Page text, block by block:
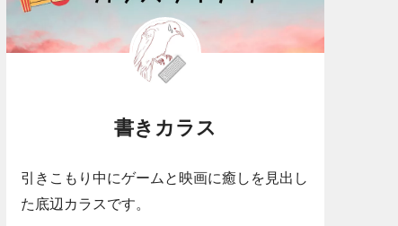
書きカラス
引きこもり中にゲームと映画に癒しを見出し
た底辺カラスです。